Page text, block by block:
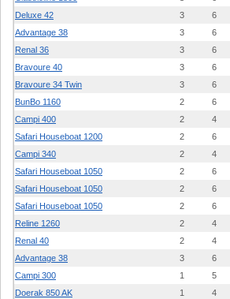
Deluxe 42
3 6
Advantage 38
3 6
Renal 36
3 6
Bravoure 40
3 6
Bravoure 34 Twin
3 6
BunBo 1160
2 6
Campi 400
2 4
Safari Houseboat 1200
2 6
Campi 340
2 4
Safari Houseboat 1050
2 6
Safari Houseboat 1050
2 6
Safari Houseboat 1050
2 6
Reline 1260
2 4
Renal 40
2 4
Advantage 38
3 6
Campi 300
1 5
Doerak 850 AK
1 4